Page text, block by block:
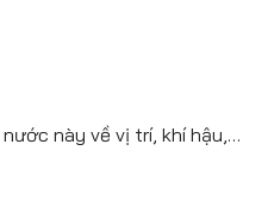
này về vị trí, khí hậu,…